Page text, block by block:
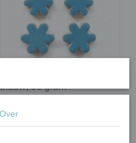
blauw; 50 gram
In winkelwagen
Over